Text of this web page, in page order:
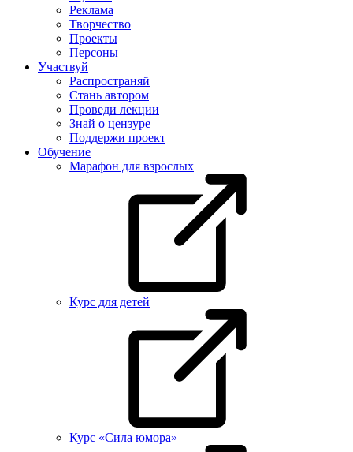
Реклама
Творчество
Проекты
Персоны
Участвуй
Распространяй
Стань автором
Проведи лекции
Знай о цензуре
Поддержи проект
Обучение
Марафон для взрослых
Курс для детей
Курс «Сила юмора»